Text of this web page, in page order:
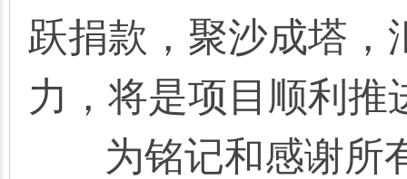
跃捐款，聚沙成塔，
力，将是项目顺利推
为铭记和感谢所